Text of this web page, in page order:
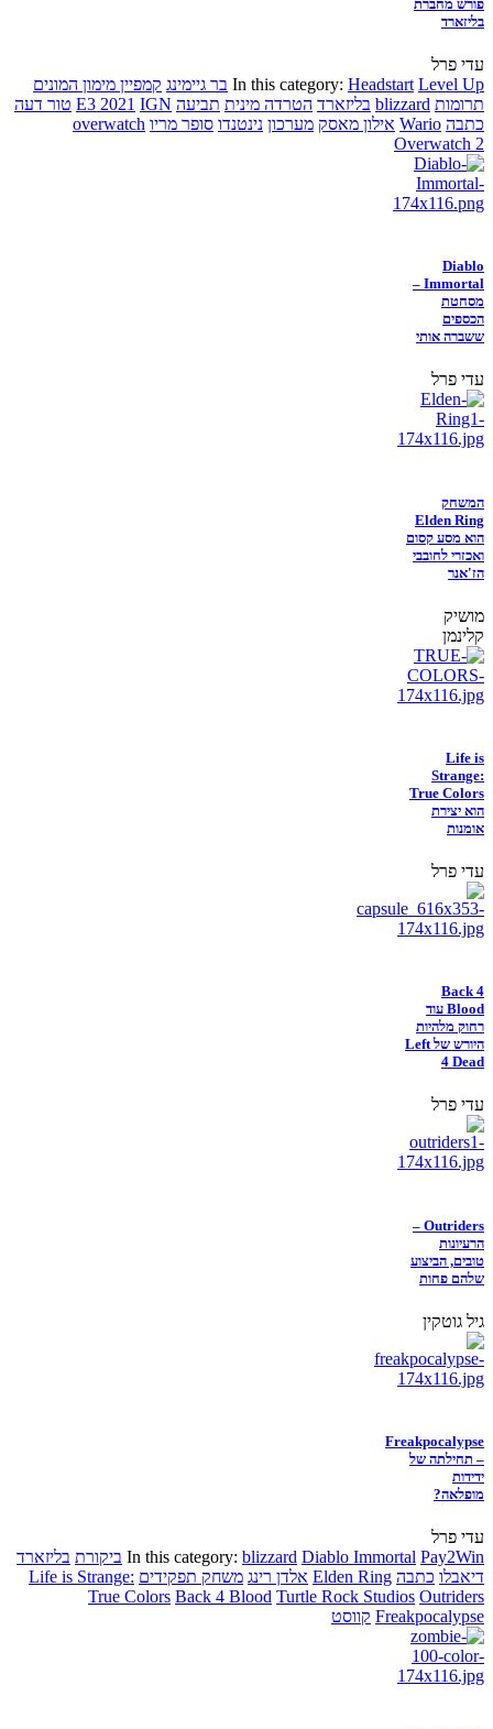
פורש מחברת
בליזארד
עדי פרל
In this category: Headstart Level Up בר גיימינג קמפיין מימון המונים
תרומות blizzard בליזארד הטרדה מינית תביעה E3 2021 IGN
טור דעה
כתבה Wario אילון מאסק מערכון נינטנדו סופר מריו overwatch
Overwatch 2
Diablo
Immortal –
מסחטת
הכספים
ששברה אותי
עדי פרל
המשחק
Elden Ring
הוא מסע קסום
ואכזרי לחובבי
הז'אנר
מושיק
קלינמן
Life is
Strange:
True Colors
הוא יצירת
אומנות
עדי פרל
Back 4
Blood עוד
רחוק מלהיות
היורש של Left
4 Dead
עדי פרל
Outriders –
הרעיונות
טובים, הביצוע
שלהם פחות
גיל גוטקין
Freakpocalypse
– תחילתה של
ידידות
מופלאה?
עדי פרל
In this category: blizzard Diablo Immortal Pay2Win ביקורת בליזארד
דיאבלו כתבה Elden Ring אלדן רינג משחק תפקידים Life is Strange:
True Colors Back 4 Blood Turtle Rock Studios Outriders
Freakpocalypse קווסט